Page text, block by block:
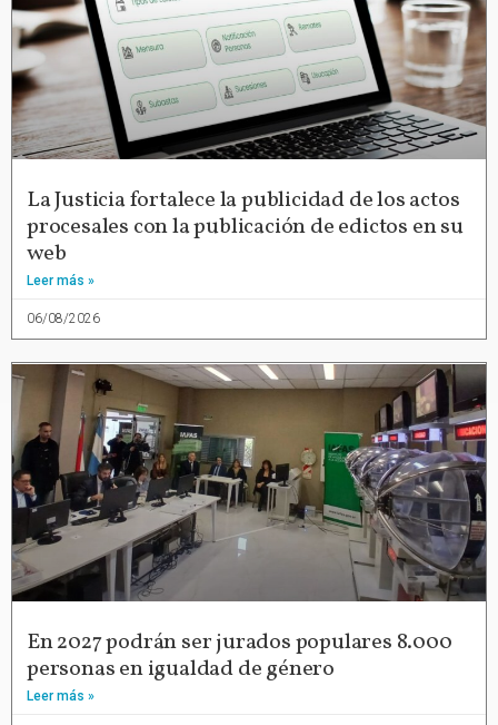
La Justicia fortalece la publicidad de los actos
procesales con la publicación de edictos en su
web
Leer más »
06/08/2026
En 2027 podrán ser jurados populares 8.000
personas en igualdad de género
Leer más »